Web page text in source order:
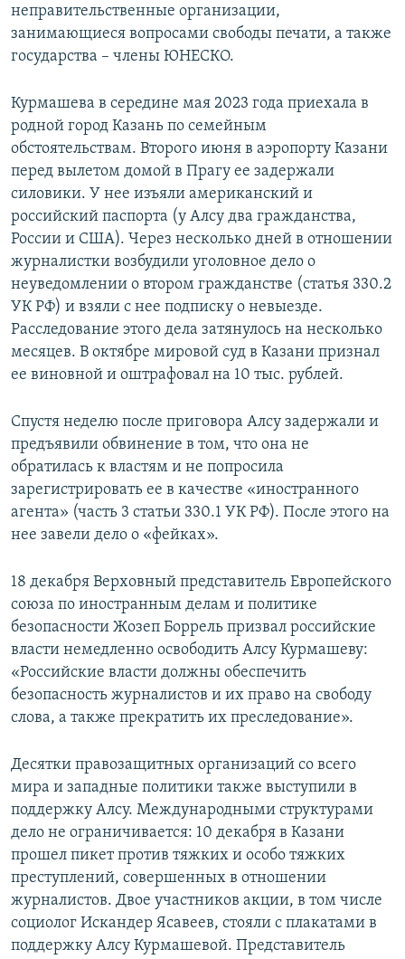
неправительственные организации,
занимающиеся вопросами свободы печати, а также
государства – члены ЮНЕСКО.
Курмашева в середине мая 2023 года приехала в
родной город Казань по семейным
обстоятельствам. Второго июня в аэропорту Казани
перед вылетом домой в Прагу ее задержали
силовики. У нее изъяли американский и
российский паспорта (у Алсу два гражданства,
России и США). Через несколько дней в отношении
журналистки возбудили уголовное дело о
неуведомлении о втором гражданстве (статья 330.2
УК РФ) и взяли с нее подписку о невыезде.
Расследование этого дела затянулось на несколько
месяцев. В октябре мировой суд в Казани признал
ее виновной и оштрафовал на 10 тыс. рублей.
Спустя неделю после приговора Алсу задержали и
предъявили обвинение в том, что она не
обратилась к властям и не попросила
зарегистрировать ее в качестве «иностранного
агента» (часть 3 статьи 330.1 УК РФ). После этого на
нее завели дело о «фейках».
18 декабря Верховный представитель Европейского
союза по иностранным делам и политике
безопасности Жозеп Боррель призвал российские
власти немедленно освободить Алсу Курмашеву:
«Российские власти должны обеспечить
безопасность журналистов и их право на свободу
слова, а также прекратить их преследование».
Десятки правозащитных организаций со всего
мира и западные политики также выступили в
поддержку Алсу. Международными структурами
дело не ограничивается: 10 декабря в Казани
прошел пикет против тяжких и особо тяжких
преступлений, совершенных в отношении
журналистов. Двое участников акции, в том числе
социолог Искандер Ясавеев, стояли с плакатами в
поддержку Алсу Курмашевой. Представитель